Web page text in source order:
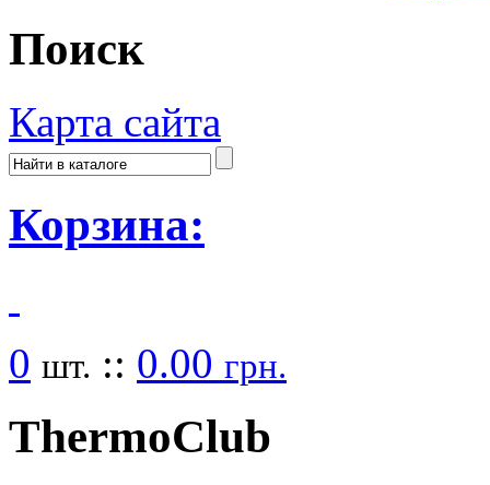
Поиск
Карта сайта
Корзина:
0 шт. :: 0.00 грн.
ThermoClub